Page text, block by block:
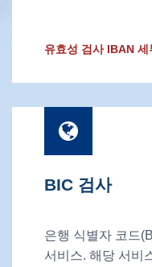
유효성 검사 IBAN 세
BIC 검사
은행 식별자 코드
서비스. 해당 서비